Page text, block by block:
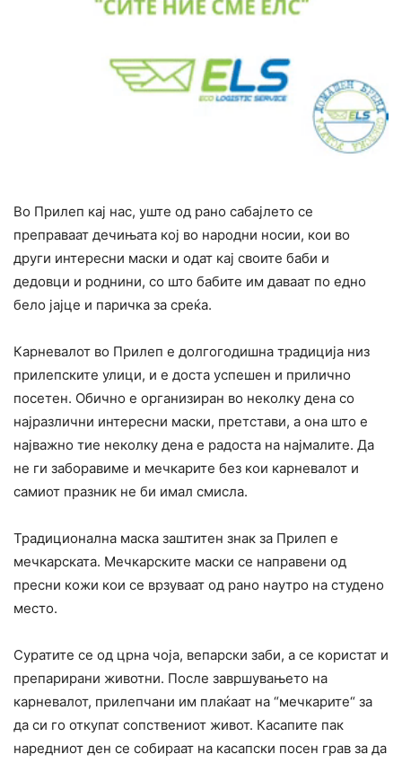
Во Прилеп кај нас, уште од рано сабајлето се
преправаат дечињата кој во народни носии, кои во
други интересни маски и одат кај своите баби и
дедовци и роднини, со што бабите им даваат по едно
бело јајце и паричка за среќа.
Карневалот во Прилеп е долгогодишна традиција низ
прилепските улици, и е доста успешен и прилично
посетен. Обично е организиран во неколку дена со
најразлични интересни маски, претстави, а она што е
најважно тие неколку дена е радоста на најмалите. Да
не ги заборавиме и мечкарите без кои карневалот и
самиот празник не би имал смисла.
Традиционална маска заштитен знак за Прилеп е
мечкарската. Мечкарските маски се направени од
пресни кожи кои се врзуваат од рано наутро на студено
место.
Суратите се од црна чоја, вепарски заби, а се користат и
препарирани животни. После завршувањето на
карневалот, прилепчани им плаќаат на “мечкарите“ за
да си го откупат сопствениот живот. Касапите пак
наредниот ден се собираат на касапски посен грав за да